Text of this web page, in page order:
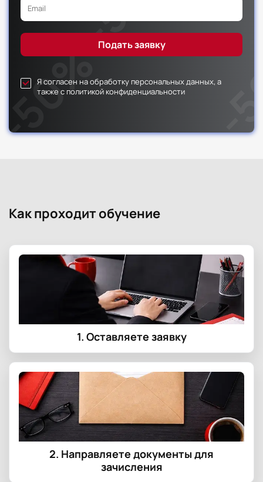
Я согласен на обработку персональных данных, а
также с политикой конфиденциальности
Как проходит обучение
1. Оставляете заявку
2. Направляете документы для
зачисления